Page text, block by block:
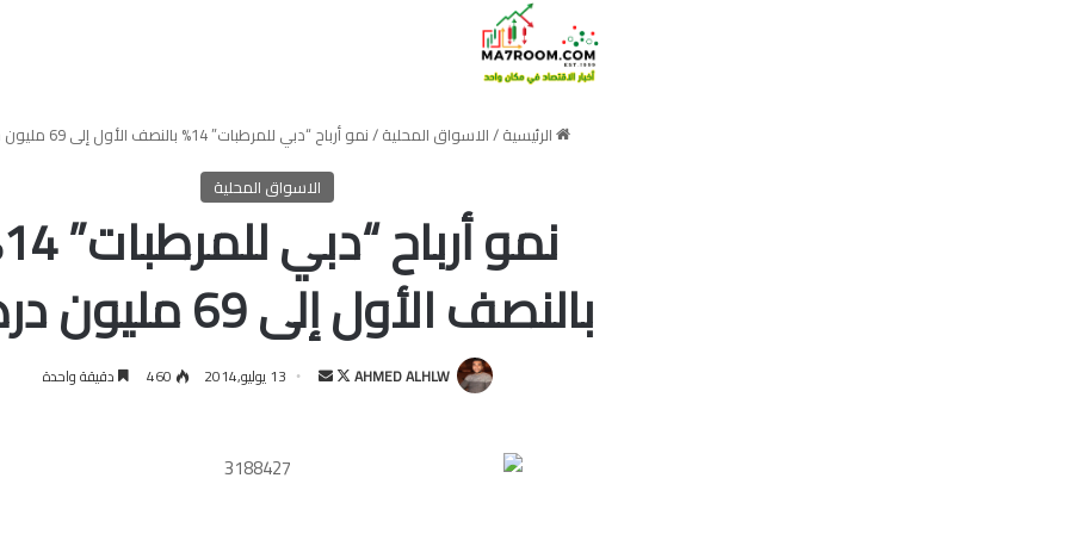
الرئيسية/الاسواق المحلية/نمو أرباح “دبي للمرطبات” 14% بالنصف الأول إلى 69 مليون درهم
الاسواق المحلية
بالنصف الأول إلى 69 مليون درهم
AHMED ALHLW
تابعأرسل 13 يوليو,2014 460 دقيقة واحدة